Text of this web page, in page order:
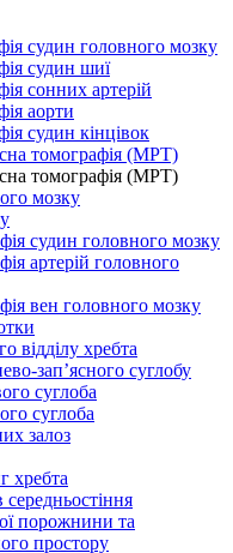
судин головного мозку
судин шиї
сонних артерій
аорти
судин кінцівок
томографія (МРТ)
томографія (МРТ)
мозку
судин головного мозку
артерій головного
вен головного мозку
хребта
зап’ясного суглобу
суглоба
суглоба
залоз
хребта
порожнини та
простору